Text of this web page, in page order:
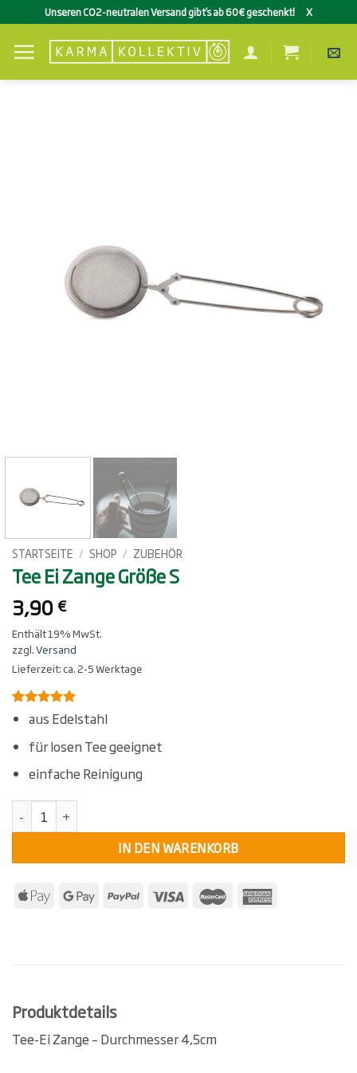
Inhalt
springen
Unseren CO2-neutralen Versand gibt’s ab 60€ geschenkt! X
STARTSEITE / SHOP / ZUBEHÖR
Tee Ei Zange Größe S
3,90 €
Enthält 19% MwSt.
zzgl.Versand
Lieferzeit: ca. 2-5 Werktage
Bewertet
mit5von
5, basierend
auf
5
Kundenbewertungen
aus Edelstahl
für losen Tee geeignet
einfache Reinigung
Tee Ei Zange Größe S Menge
IN DEN WARENKORB
Produktdetails
Tee-Ei Zange – Durchmesser 4,5cm